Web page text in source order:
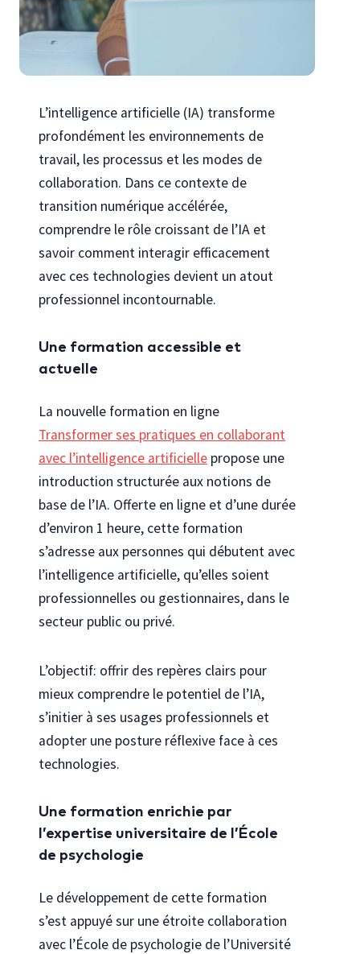
L’intelligence artificielle (IA) transforme
profondément les environnements de
travail, les processus et les modes de
collaboration. Dans ce contexte de
transition numérique accélérée,
comprendre le rôle croissant de l’IA et
savoir comment interagir efficacement
avec ces technologies devient un atout
professionnel incontournable.
Une formation accessible et
actuelle
La nouvelle formation en ligne
Transformer ses pratiques en collaborant
avec l’intelligence artificielle propose une
introduction structurée aux notions de
base de l’IA. Offerte en ligne et d’une durée
d’environ 1 heure, cette formation
s’adresse aux personnes qui débutent avec
l’intelligence artificielle, qu’elles soient
professionnelles ou gestionnaires, dans le
secteur public ou privé.
L’objectif: offrir des repères clairs pour
mieux comprendre le potentiel de l’IA,
s’initier à ses usages professionnels et
adopter une posture réflexive face à ces
technologies.
Une formation enrichie par
l’expertise universitaire de l’École
de psychologie
Le développement de cette formation
s’est appuyé sur une étroite collaboration
avec l’École de psychologie de l’Université